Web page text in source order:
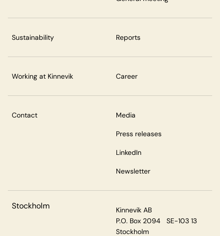
Sustainability Reports
Working at Kinnevik Career
Contact Media
Press releases
LinkedIn
Newsletter
Stockholm
Kinnevik AB
P.O. Box 2094 SE-103 13
Stockholm